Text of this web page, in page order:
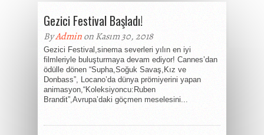
Gezici Festival Başladı!
ByAdminon Kasım 30, 2018
Gezici Festival,sinema severleri yılın en iyi
filmleriyle buluşturmaya devam ediyor! Cannes’dan
ödülle dönen “Supha,Soğuk Savaş,Kız ve
Donbass”, Locano’da dünya prömiyerini yapan
animasyon,“Koleksiyoncu:Ruben
Brandit”,Avrupa’daki göçmen meselesini...